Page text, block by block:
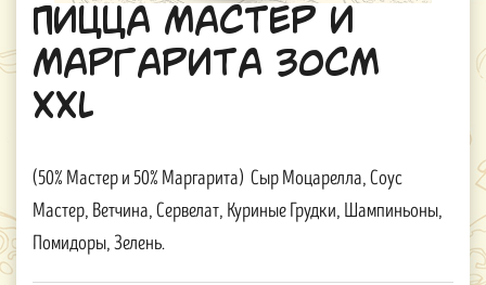
Пицца Мастер и
Маргарита 30см
XXL
(50% Мастер и 50% Маргарита) Сыр Моцарелла, Соус
Мастер, Ветчина, Сервелат, Куриные Грудки, Шампиньоны,
Помидоры, Зелень.